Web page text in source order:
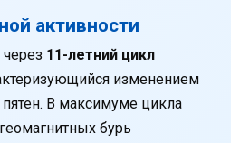
активности
11-летний цикл
изменением
В максимуме цикла
бурь